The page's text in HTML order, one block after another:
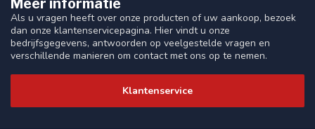
Meer informatie
Als u vragen heeft over onze producten of uw aankoop, bezoek
dan onze klantenservicepagina. Hier vindt u onze
bedrijfsgegevens, antwoorden op veelgestelde vragen en
verschillende manieren om contact met ons op te nemen.
Klantenservice